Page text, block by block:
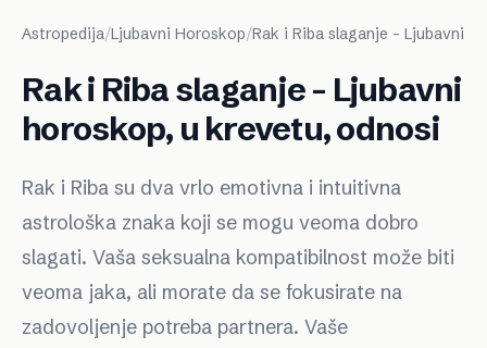
Astropedija/Ljubavni Horoskop/Rak i Riba slaganje - Ljubavni
Rak i Riba slaganje - Ljubavni
horoskop, u krevetu, odnosi
Rak i Riba su dva vrlo emotivna i intuitivna
astrološka znaka koji se mogu veoma dobro
slagati. Vaša seksualna kompatibilnost može biti
veoma jaka, ali morate da se fokusirate na
zadovoljenje potreba partnera. Vaše